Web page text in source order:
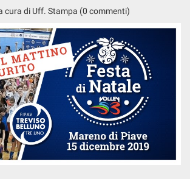
cura di Uff. Stampa (0 commenti)